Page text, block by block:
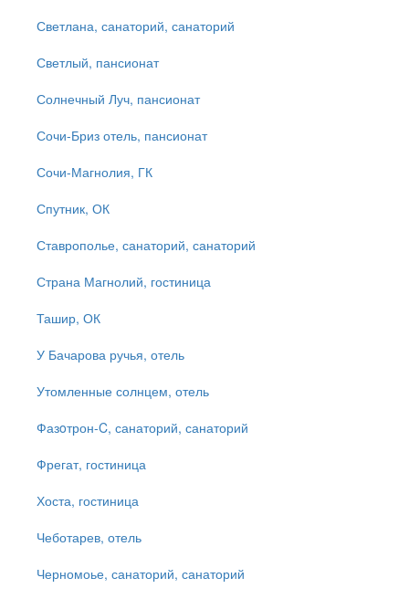
Светлана, санаторий, санаторий
Светлый, пансионат
Солнечный Луч, пансионат
Сочи-Бриз отель, пансионат
Сочи-Магнолия, ГК
Спутник, ОК
Ставрополье, санаторий, санаторий
Страна Магнолий, гостиница
Ташир, ОК
У Бачарова ручья, отель
Утомленные солнцем, отель
Фазoтрон-C, санаторий, санаторий
Фрегат, гостиница
Хоста, гостиница
Чеботарев, отель
Черномоье, санаторий, санаторий